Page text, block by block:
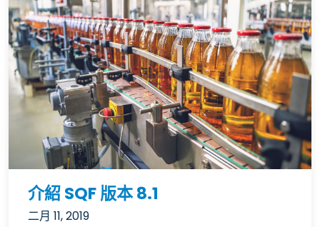
介紹 SQF 版本 8.1
二月 11, 2019